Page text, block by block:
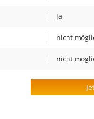
ja
nicht
nicht